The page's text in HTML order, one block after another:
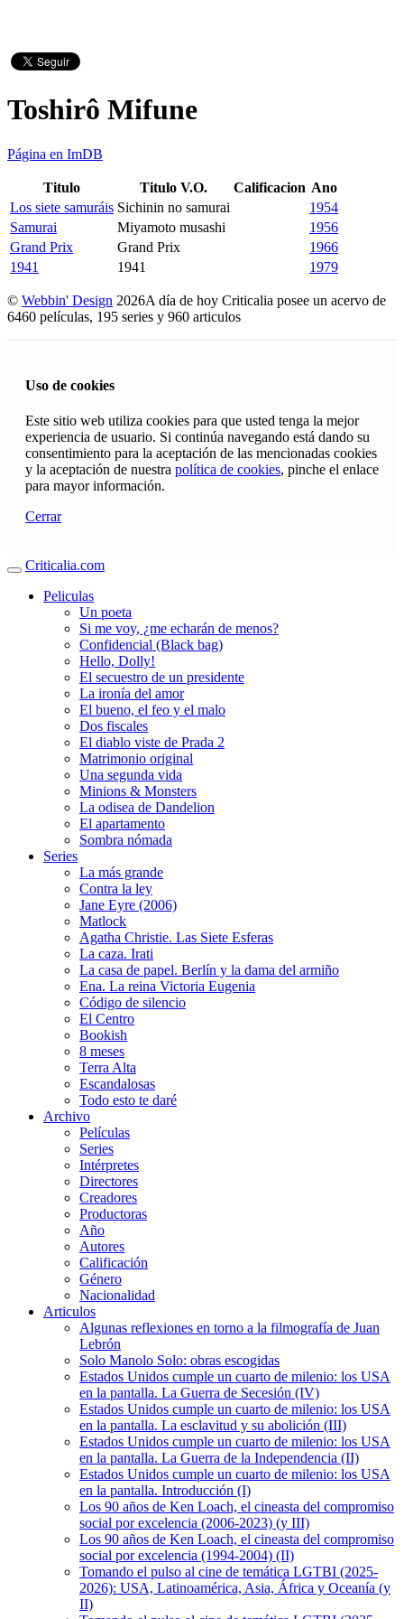
Toshirô Mifune
Página en ImDB
Titulo Titulo V.O. Calificacion Ano
Los siete samuráis Sichinin no samurai
1954
Samurai
Miyamoto musashi
1956
Grand Prix
Grand Prix
1966
1941
1941 1979
© Webbin' Design 2026A día de hoy Criticalia posee un acervo de
6460 películas, 195 series y 960 articulos
Uso de cookies
Este sitio web utiliza cookies para que usted tenga la mejor
experiencia de usuario. Si continúa navegando está dando su
consentimiento para la aceptación de las mencionadas cookies
y la aceptación de nuestra política de cookies, pinche el enlace
para mayor información.
Cerrar
Criticalia.com
Peliculas
Un poeta
Si me voy, ¿me echarán de menos?
Confidencial (Black bag)
Hello, Dolly!
El secuestro de un presidente
La ironía del amor
El bueno, el feo y el malo
Dos fiscales
El diablo viste de Prada 2
Matrimonio original
Una segunda vida
Minions & Monsters
La odisea de Dandelion
El apartamento
Sombra nómada
Series
La más grande
Contra la ley
Jane Eyre (2006)
Matlock
Agatha Christie. Las Siete Esferas
La caza. Irati
La casa de papel. Berlín y la dama del armiño
Ena. La reina Victoria Eugenia
Código de silencio
El Centro
Bookish
8 meses
Terra Alta
Escandalosas
Todo esto te daré
Archivo
Películas
Series
Intérpretes
Directores
Creadores
Productoras
Año
Autores
Calificación
Género
Nacionalidad
Articulos
Algunas reflexiones en torno a la filmografía de Juan
Lebrón
Solo Manolo Solo: obras escogidas
Estados Unidos cumple un cuarto de milenio: los USA
en la pantalla. La Guerra de Secesión (IV)
Estados Unidos cumple un cuarto de milenio: los USA
en la pantalla. La esclavitud y su abolición (III)
Estados Unidos cumple un cuarto de milenio: los USA
en la pantalla. La Guerra de la Independencia (II)
Estados Unidos cumple un cuarto de milenio: los USA
en la pantalla. Introducción (I)
Los 90 años de Ken Loach, el cineasta del compromiso
social por excelencia (2006-2023) (y III)
Los 90 años de Ken Loach, el cineasta del compromiso
social por excelencia (1994-2004) (II)
Tomando el pulso al cine de temática LGTBI (2025-
2026): USA, Latinoamérica, Asia, África y Oceanía (y
II)